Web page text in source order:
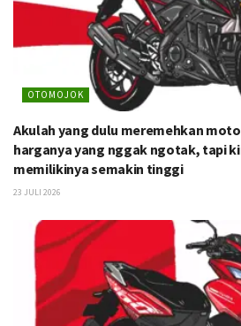
OTOMOJOK
Akulah yang dulu meremehkan
harganya yang nggak ngotak, tapi
memilikinya semakin tinggi
23 JULI 2026